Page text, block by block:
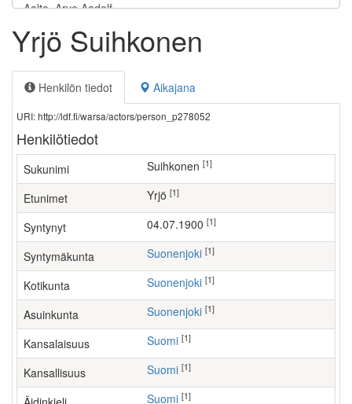
Yrjö Suihkonen
Henkilön tiedot Aikajana
URI: http://ldf.fi/warsa/actors/person_p278052
Henkilötiedot
Sukunimi Suihkonen [1]
Etunimet Yrjö [1]
Syntynyt 04.07.1900 [1]
Syntymäkunta Suonenjoki [1]
Kotikunta Suonenjoki [1]
Asuinkunta Suonenjoki [1]
Kansalaisuus Suomi [1]
Kansallisuus Suomi [1]
Suomi [1]